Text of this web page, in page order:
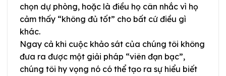
chọn dự phòng, hoặc là điều họ cân nhắc vì họ
cảm thấy “không đủ tốt” cho bất cứ điều gì
khác.
Ngay cả khi cuộc khảo sát của chúng tôi không
đưa ra được một giải pháp “viên đạn bạc”,
chúng tôi hy vọng nó có thể tạo ra sự hiểu biết